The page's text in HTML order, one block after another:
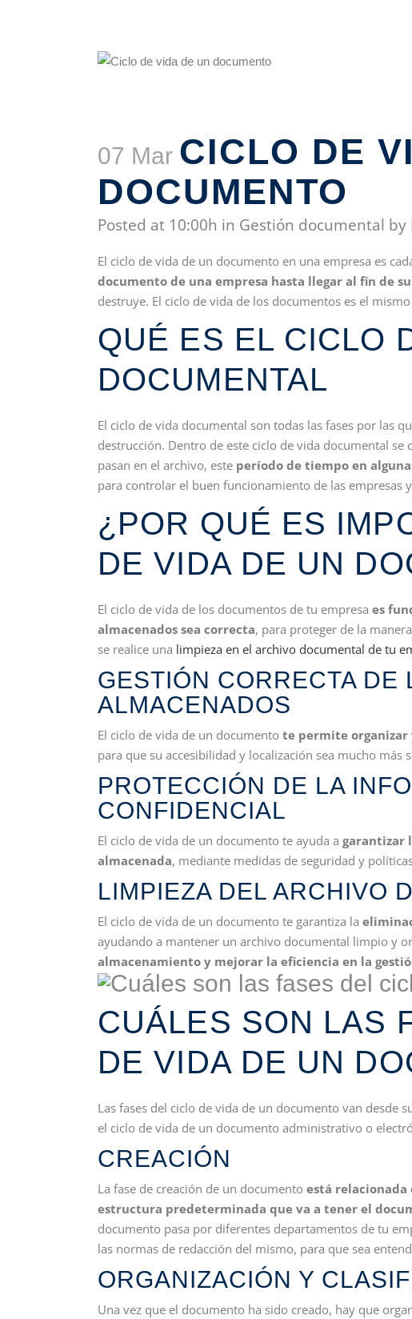
07 Mar CICLO DE
DOCUMENTO
Posted at 10:00h in Gestión documental by
El ciclo de vida de un documento en una empresa es
documento de una empresa hasta llegar al fin de
destruye. El ciclo de vida de los documentos es el
QUÉ ES EL CICLO
DOCUMENTAL
El ciclo de vida documental son todas las fases por las
destrucción. Dentro de este ciclo de vida documental
pasan en el archivo, este período de tiempo en
para controlar el buen funcionamiento de las empresas
¿POR QUÉ ES
DE VIDA DE UN
El ciclo de vida de los documentos de tu empresa es
almacenados sea correcta, para proteger de la
se realice una limpieza en el archivo documental de tu
GESTIÓN CORRECTA DE
ALMACENADOS
El ciclo de vida de un documento te permite organizar
para que su accesibilidad y localización sea mucho más
PROTECCIÓN DE LA
CONFIDENCIAL
El ciclo de vida de un documento te ayuda a garantizar
almacenada, mediante medidas de seguridad y
LIMPIEZA DEL ARCHIVO
El ciclo de vida de un documento te garantiza la
ayudando a mantener un archivo documental limpio y
almacenamiento y mejorar la eficiencia en la
CUÁLES SON LAS
DE VIDA DE UN
Las fases del ciclo de vida de un documento van desde
el ciclo de vida de un documento administrativo o
CREACIÓN
La fase de creación de un documento está relacionada
estructura predeterminada que va a tener el
documento pasa por diferentes departamentos de tu
las normas de redacción del mismo, para que sea
ORGANIZACIÓN Y
Una vez que el documento ha sido creado, hay que